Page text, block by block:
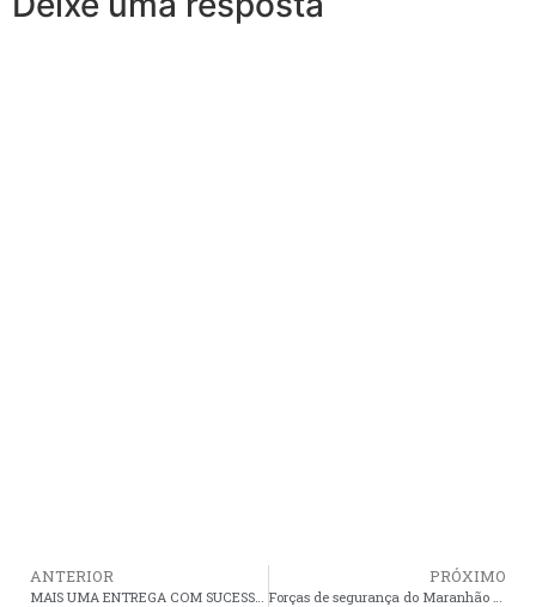
ANTERIOR
MAIS UMA ENTREGA COM SUCESSO: Governo Brandão inaugurará nesta segunda MA-006, que liga Tasso Fragoso a Alto Parnaíba
PRÓXIMO
Forças de segurança do Maranhão realizam novas prisões em ação contra organizações criminosas